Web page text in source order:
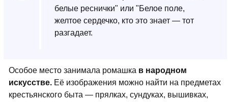
белые реснички" или "Белое поле,
желтое сердечко, кто это знает — тот
разгадает.
Особое место занимала ромашка в народном
искусстве. Её изображения можно найти на предметах
крестьянского быта — прялках, сундуках, вышивках,